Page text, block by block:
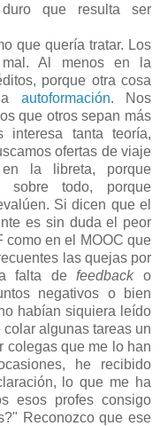
que resulta ser
que quería tratar. Los
mal. Al menos en la
porque otra cosa
autoformación. Nos
que otros sepan más
tanta teoría,
ofertas de viaje
la libreta, porque
sobre todo, porque
Si dicen que el
es sin duda el peor
como en el MOOC que
las quejas por
la falta defeedbacko
negativos o bien
habían siquiera leído
colar algunas tareas un
colegas que me lo han
he recibido
lo que me ha
esos profes consigo
Reconozco que ese